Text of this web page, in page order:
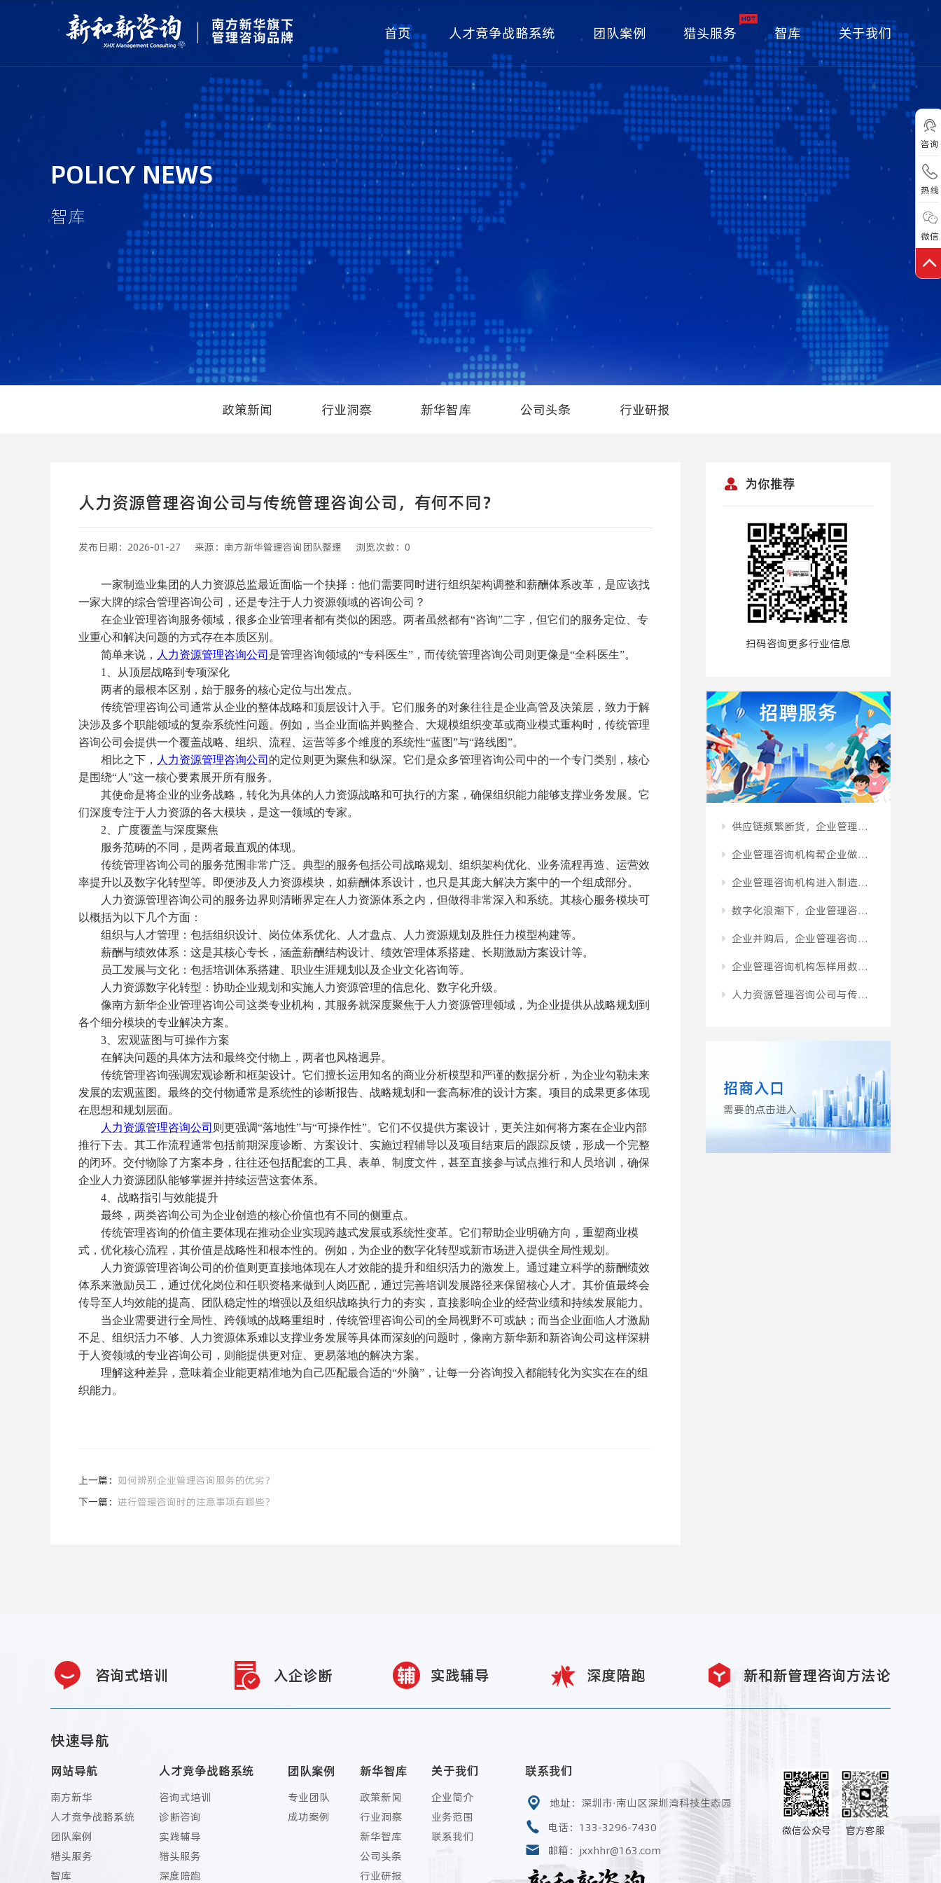
首页 人才竞争战略系统
咨询式培训 诊断咨询 实践辅导 深度陪跑 基础科学
团队案例 猎头服务 智库
政策新闻 行业洞察 新华智库 公司头条 行
关于我们
企业简介 联系我们
POLICY NEWS
智库
政策新闻 行业洞察 新华智库 公司头条 行业研报
人力资源管理咨询公司与传统管理咨询公司，有何不同？
发布日期：2026-01-27 来源：南方新华管理咨询团队整理 浏览次数：0
一家制造业集团的人力资源总监最近面临一个抉择：他们需要同时进行组织架构调整和薪酬体系改革，是应该找
一家大牌的综合管理咨询公司，还是专注于人力资源领域的咨询公司？
在企业管理咨询服务领域，很多企业管理者都有类似的困惑。两者虽然都有“咨询”二字，但它们的服务定位、专
业重心和解决问题的方式存在本质区别。
简单来说， 人力资源管理咨询公司 是管理咨询领域的“专科医生”，而传统管理咨询公司则更像是“全科医生”。
1、从顶层战略到专项深化
两者的最根本区别，始于服务的核心定位与出发点。
传统管理咨询公司通常从企业的整体战略和顶层设计入手。它们服务的对象往往是企业高管及决策层，致力于解
决涉及多个职能领域的复杂系统性问题。例如，当企业面临并购整合、大规模组织变革或商业模式重构时，传统管理
咨询公司会提供一个覆盖战略、组织、流程、运营等多个维度的系统性“蓝图”与“路线图”。
相比之下， 人力资源管理咨询公司 的定位则更为聚焦和纵深。它们是众多管理咨询公司中的一个专门类别，核心
是围绕“人”这一核心要素展开所有服务。
其使命是将企业的业务战略，转化为具体的人力资源战略和可执行的方案，确保组织能力能够支撑业务发展。它
们深度专注于人力资源的各大模块，是这一领域的专家。
2、广度覆盖与深度聚焦
服务范畴的不同，是两者最直观的体现。
传统管理咨询公司的服务范围非常广泛。典型的服务包括公司战略规划、组织架构优化、业务流程再造、运营效
率提升以及数字化转型等。即便涉及人力资源模块，如薪酬体系设计，也只是其庞大解决方案中的一个组成部分。
人力资源管理咨询公司的服务边界则清晰界定在人力资源体系之内，但做得非常深入和系统。其核心服务模块可
以概括为以下几个方面：
组织与人才管理：包括组织设计、岗位体系优化、人才盘点、人力资源规划及胜任力模型构建等。
薪酬与绩效体系：这是其核心专长，涵盖薪酬结构设计、绩效管理体系搭建、长期激励方案设计等。
员工发展与文化：包括培训体系搭建、职业生涯规划以及企业文化咨询等。
人力资源数字化转型：协助企业规划和实施人力资源管理的信息化、数字化升级。
像南方新华企业管理咨询公司这类专业机构，其服务就深度聚焦于人力资源管理领域，为企业提供从战略规划到
各个细分模块的专业解决方案。
3、宏观蓝图与可操作方案
在解决问题的具体方法和最终交付物上，两者也风格迥异。
传统管理咨询强调宏观诊断和框架设计。它们擅长运用知名的商业分析模型和严谨的数据分析，为企业勾勒未来
发展的宏观蓝图。最终的交付物通常是系统性的诊断报告、战略规划和一套高标准的设计方案。项目的成果更多体现
在思想和规划层面。
人力资源管理咨询公司 则更强调“落地性”与“可操作性”。它们不仅提供方案设计，更关注如何将方案在企业内部
推行下去。其工作流程通常包括前期深度诊断、方案设计、实施过程辅导以及项目结束后的跟踪反馈，形成一个完整
的闭环。交付物除了方案本身，往往还包括配套的工具、表单、制度文件，甚至直接参与试点推行和人员培训，确保
企业人力资源团队能够掌握并持续运营这套体系。
4、战略指引与效能提升
最终，两类咨询公司为企业创造的核心价值也有不同的侧重点。
传统管理咨询的价值主要体现在推动企业实现跨越式发展或系统性变革。它们帮助企业明确方向，重塑商业模
式，优化核心流程，其价值是战略性和根本性的。例如，为企业的数字化转型或新市场进入提供全局性规划。
人力资源管理咨询公司的价值则更直接地体现在人才效能的提升和组织活力的激发上。通过建立科学的薪酬绩效
体系来激励员工，通过优化岗位和任职资格来做到人岗匹配，通过完善培训发展路径来保留核心人才。其价值最终会
传导至人均效能的提高、团队稳定性的增强以及组织战略执行力的夯实，直接影响企业的经营业绩和持续发展能力。
当企业需要进行全局性、跨领域的战略重组时，传统管理咨询公司的全局视野不可或缺；而当企业面临人才激励
不足、组织活力不够、人力资源体系难以支撑业务发展等具体而深刻的问题时，像南方新华新和新咨询公司 这样深耕
于人资领域的专业咨询公司，则能提供更对症、更易落地的解决方案。
理解这种差异，意味着企业能更精准地为自己匹配最合适的“外脑”，让每一分咨询投入都能转化为实实在在的组
织能力。
上一篇： 如何辨别企业管理咨询服务的优劣？
下一篇： 进行管理咨询时的注意事项有哪些？
为你推荐
扫码咨询更多行业信息
招聘服务
初创期的小微企业，有必要花钱请企业管理咨询机构吗？
家族企业交接班，企业管理咨询机构如何设计平稳过渡的治理方案？
企业遭遇增长瓶颈时，企业管理咨询机构怎样引导组织走出“中年危机”？
企业管理咨询机构搭建风险防控体系，绝不只是建议买保险那么简单。
家族企业交接班，企业管理咨询机构如何设计平稳过渡的治理方案？
企业管理咨询机构搭建风险防控体系，绝不只是建议买保险那么简单。
供应链频繁断货，企业管理咨询机构如何从全局角度打通上下游？
企业管理咨询机构帮企业做营销升级，为什么先要重新定义客户画像？
招商入口
需要的点击进入
咨询式培训 入企诊断 实践辅导 深度陪跑 新和新管理咨询方法论
快速导航
网站导航
南方新华
人才竞争战略系统
团队案例
猎头服务
智库
人才竞争战略系统
咨询式培训
诊断咨询
实践辅导
猎头服务
深度陪跑
团队案例
专业团队
成功案例
新华智库
政策新闻
行业洞察
新华智库
公司头条
行业研报
关于我们
企业简介
业务范围
联系我们
联系我们
地址：深圳市·南山区深圳湾科技生态园
电话：133-3296-7430
邮箱：jxxhhr@163.com
微信公众号 官方客服
咨询
热线
微信